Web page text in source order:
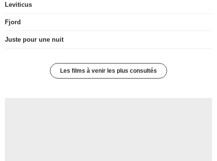
Leviticus
Fjord
Juste pour une nuit
Les films à venir les plus consultés